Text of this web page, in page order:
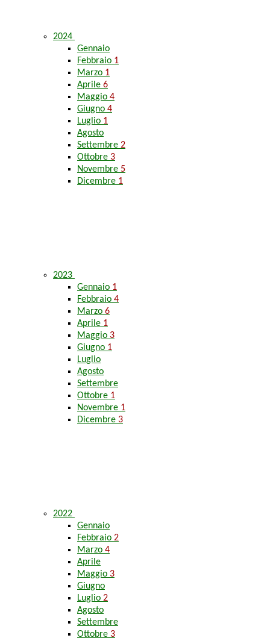
2024
Gennaio
Febbraio 1
Marzo 1
Aprile 6
Maggio 4
Giugno 4
Luglio 1
Agosto
Settembre 2
Ottobre 3
Novembre 5
Dicembre 1
2023
Gennaio 1
Febbraio 4
Marzo 6
Aprile 1
Maggio 3
Giugno 1
Luglio
Agosto
Settembre
Ottobre 1
Novembre 1
Dicembre 3
2022
Gennaio
Febbraio 2
Marzo 4
Aprile
Maggio 3
Giugno
Luglio 2
Agosto
Settembre
Ottobre 3